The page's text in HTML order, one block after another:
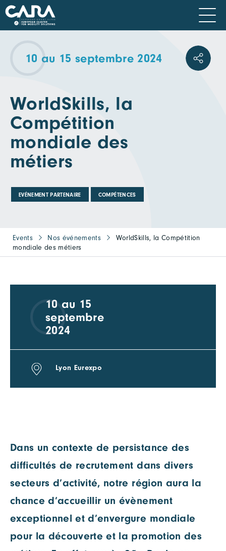
10 au 15 septembre 2024
WorldSkills, la
Compétition
mondiale des
métiers
EVÉNEMENT PARTENAIRE COMPÉTENCES
Events Nos événements
WorldSkills, la Compétition
mondiale des métiers
Dans un contexte de persistance des
difficultés de recrutement dans divers
secteurs d’activité, notre région aura la
chance d’accueillir un évènement
exceptionnel et d’envergure mondiale
pour la découverte et la promotion des
10 au 15
septembre
2024
Lyon Eurexpo